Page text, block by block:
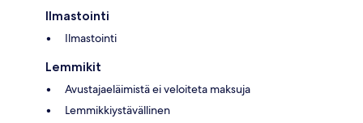
Ilmastointi
Ilmastointi
Lemmikit
Avustajaeläimistä ei veloiteta maksuja
Lemmikkiystävällinen